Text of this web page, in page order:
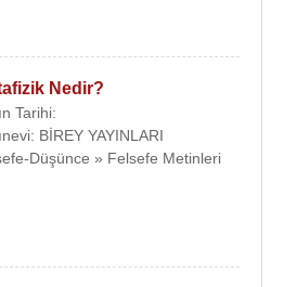
Nedir?
Tarihi:
BİREY YAYINLARI
Düşünce » Felsefe Metinleri